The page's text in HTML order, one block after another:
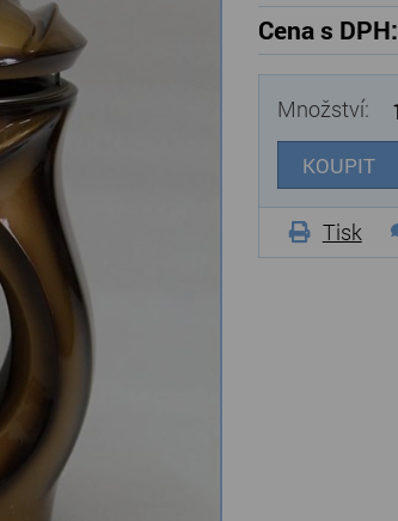
Cena s DPH:
Množství:
KOUPIT
Tisk